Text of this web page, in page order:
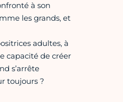
à son
les grands, et
adultes, à
capacité de créer
s’arrête
toujours ?